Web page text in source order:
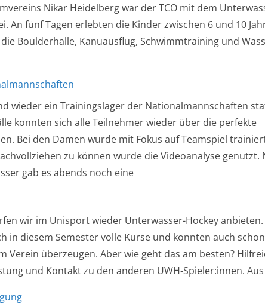
Nikar Heidelberg war der TCO mit dem
An fünf Tagen erlebten die Kinder zwischen 6 und 10
Boulderhalle, Kanuausflug, Schwimmtraining und
wieder ein Trainingslager der Nationalmannschaften
konnten sich alle Teilnehmer wieder über die perfekte
Bei den Damen wurde mit Fokus auf Teamspiel
zu können wurde die Videoanalyse genutzt.
gab es abends noch eine
wir im Unisport wieder Unterwasser-Hockey
in diesem Semester volle Kurse und konnten auch
Verein überzeugen. Aber wie geht das am besten?
und Kontakt zu den anderen UWH-Spieler:innen.